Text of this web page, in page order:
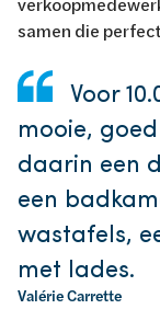
samen die
Voor
mooie,
daarin een
een
wastafels,
met lades.
Valérie Carrette